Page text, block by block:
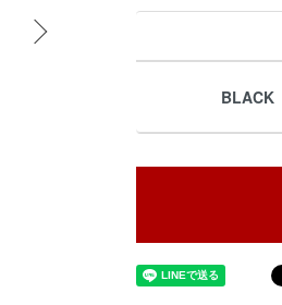
BLACK